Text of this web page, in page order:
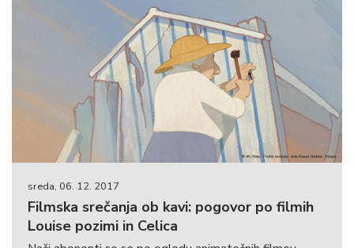
sreda, 06. 12. 2017
Filmska srečanja ob kavi: pogovor po filmih
Louise pozimi in Celica